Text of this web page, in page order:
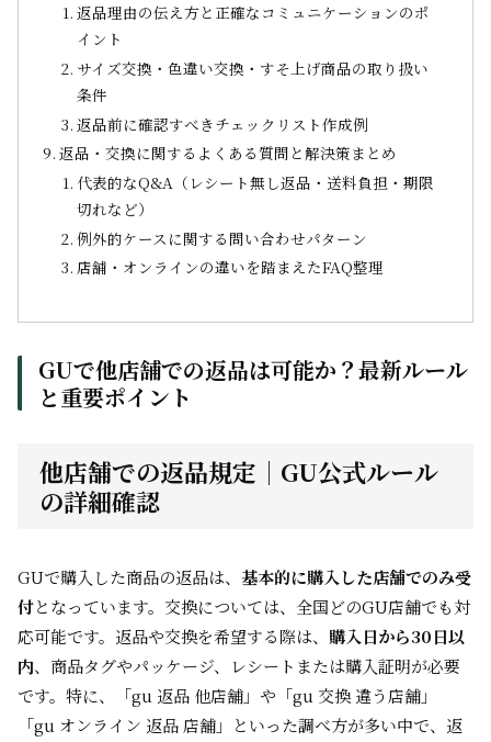
返品理由の伝え方と正確なコミュニケーションのポ
イント
サイズ交換・色違い交換・すそ上げ商品の取り扱い
条件
返品前に確認すべきチェックリスト作成例
返品・交換に関するよくある質問と解決策まとめ
代表的なQ&A（レシート無し返品・送料負担・期限
切れなど）
例外的ケースに関する問い合わせパターン
店舗・オンラインの違いを踏まえたFAQ整理
GUで他店舗での返品は可能か？最新ルール
と重要ポイント
他店舗での返品規定｜GU公式ルール
の詳細確認
GUで購入した商品の返品は、 基本的に購入した店舗でのみ受
付となっています。交換については、全国どのGU店舗でも対
応可能です。返品や交換を希望する際は、 購入日から30日以
内、商品タグやパッケージ、レシートまたは購入証明が必要
です。特に、「gu 返品 他店舗」や「gu 交換 違う店舗」
「gu オンライン 返品 店舗」といった調べ方が多い中で、 返